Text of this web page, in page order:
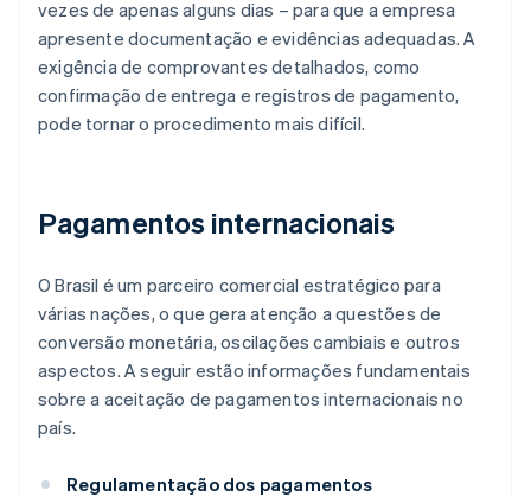
vezes de apenas alguns dias – para que a empresa
apresente documentação e evidências adequadas. A
exigência de comprovantes detalhados, como
confirmação de entrega e registros de pagamento,
pode tornar o procedimento mais difícil.
Pagamentos internacionais
O Brasil é um parceiro comercial estratégico para
várias nações, o que gera atenção a questões de
conversão monetária, oscilações cambiais e outros
aspectos. A seguir estão informações fundamentais
sobre a aceitação de pagamentos internacionais no
país.
Regulamentação dos pagamentos